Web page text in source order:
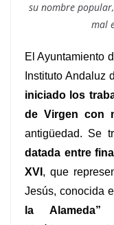
su nombre
mal
El Ayuntamiento
Instituto Andaluz
iniciado los
de Virgen con
antigüedad. Se
datada entre
XVI , que
Jesús, conocida
la Alameda”